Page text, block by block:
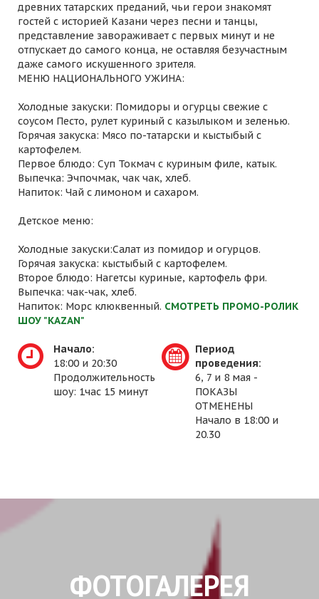
древних татарских преданий, чьи герои знакомят
гостей с историей Казани через песни и танцы,
представление завораживает с первых минут и не
отпускает до самого конца, не оставляя безучастным
даже самого искушенного зрителя.
МЕНЮ НАЦИОНАЛЬНОГО УЖИНА:
Холодные закуски: Помидоры и огурцы свежие с
соусом Песто, рулет куриный с казылыком и зеленью.
Горячая закуска: Мясо по-татарски и кыстыбый с
картофелем.
Первое блюдо: Суп Токмач с куриным филе, катык.
Выпечка: Эчпочмак, чак чак, хлеб.
Напиток: Чай с лимоном и сахаром.
Детское меню:
Холодные закуски:Салат из помидор и огурцов.
Горячая закуска: кыстыбый с картофелем.
Второе блюдо: Нагетсы куриные, картофель фри.
Выпечка: чак-чак, хлеб.
Напиток: Морс клюквенный. СМОТРЕТЬ ПРОМО-РОЛИК
ШОУ "KAZAN"
Начало:
18:00 и 20:30
Продолжительность
шоу: 1час 15 минут
Период
проведения:
6, 7 и 8 мая -
ПОКАЗЫ
ОТМЕНЕНЫ
Начало в 18:00 и
20.30
ФОТОГАЛЕРЕЯ